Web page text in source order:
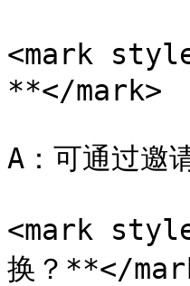
<mark
**</mark>
A：可通过邀
<mark
换？**</